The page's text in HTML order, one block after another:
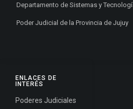
ENLACES DE
INTERÉS
Poderes Judiciales
Departamento de Sistemas y
Poder Judicial de la Provincia de Jujuy